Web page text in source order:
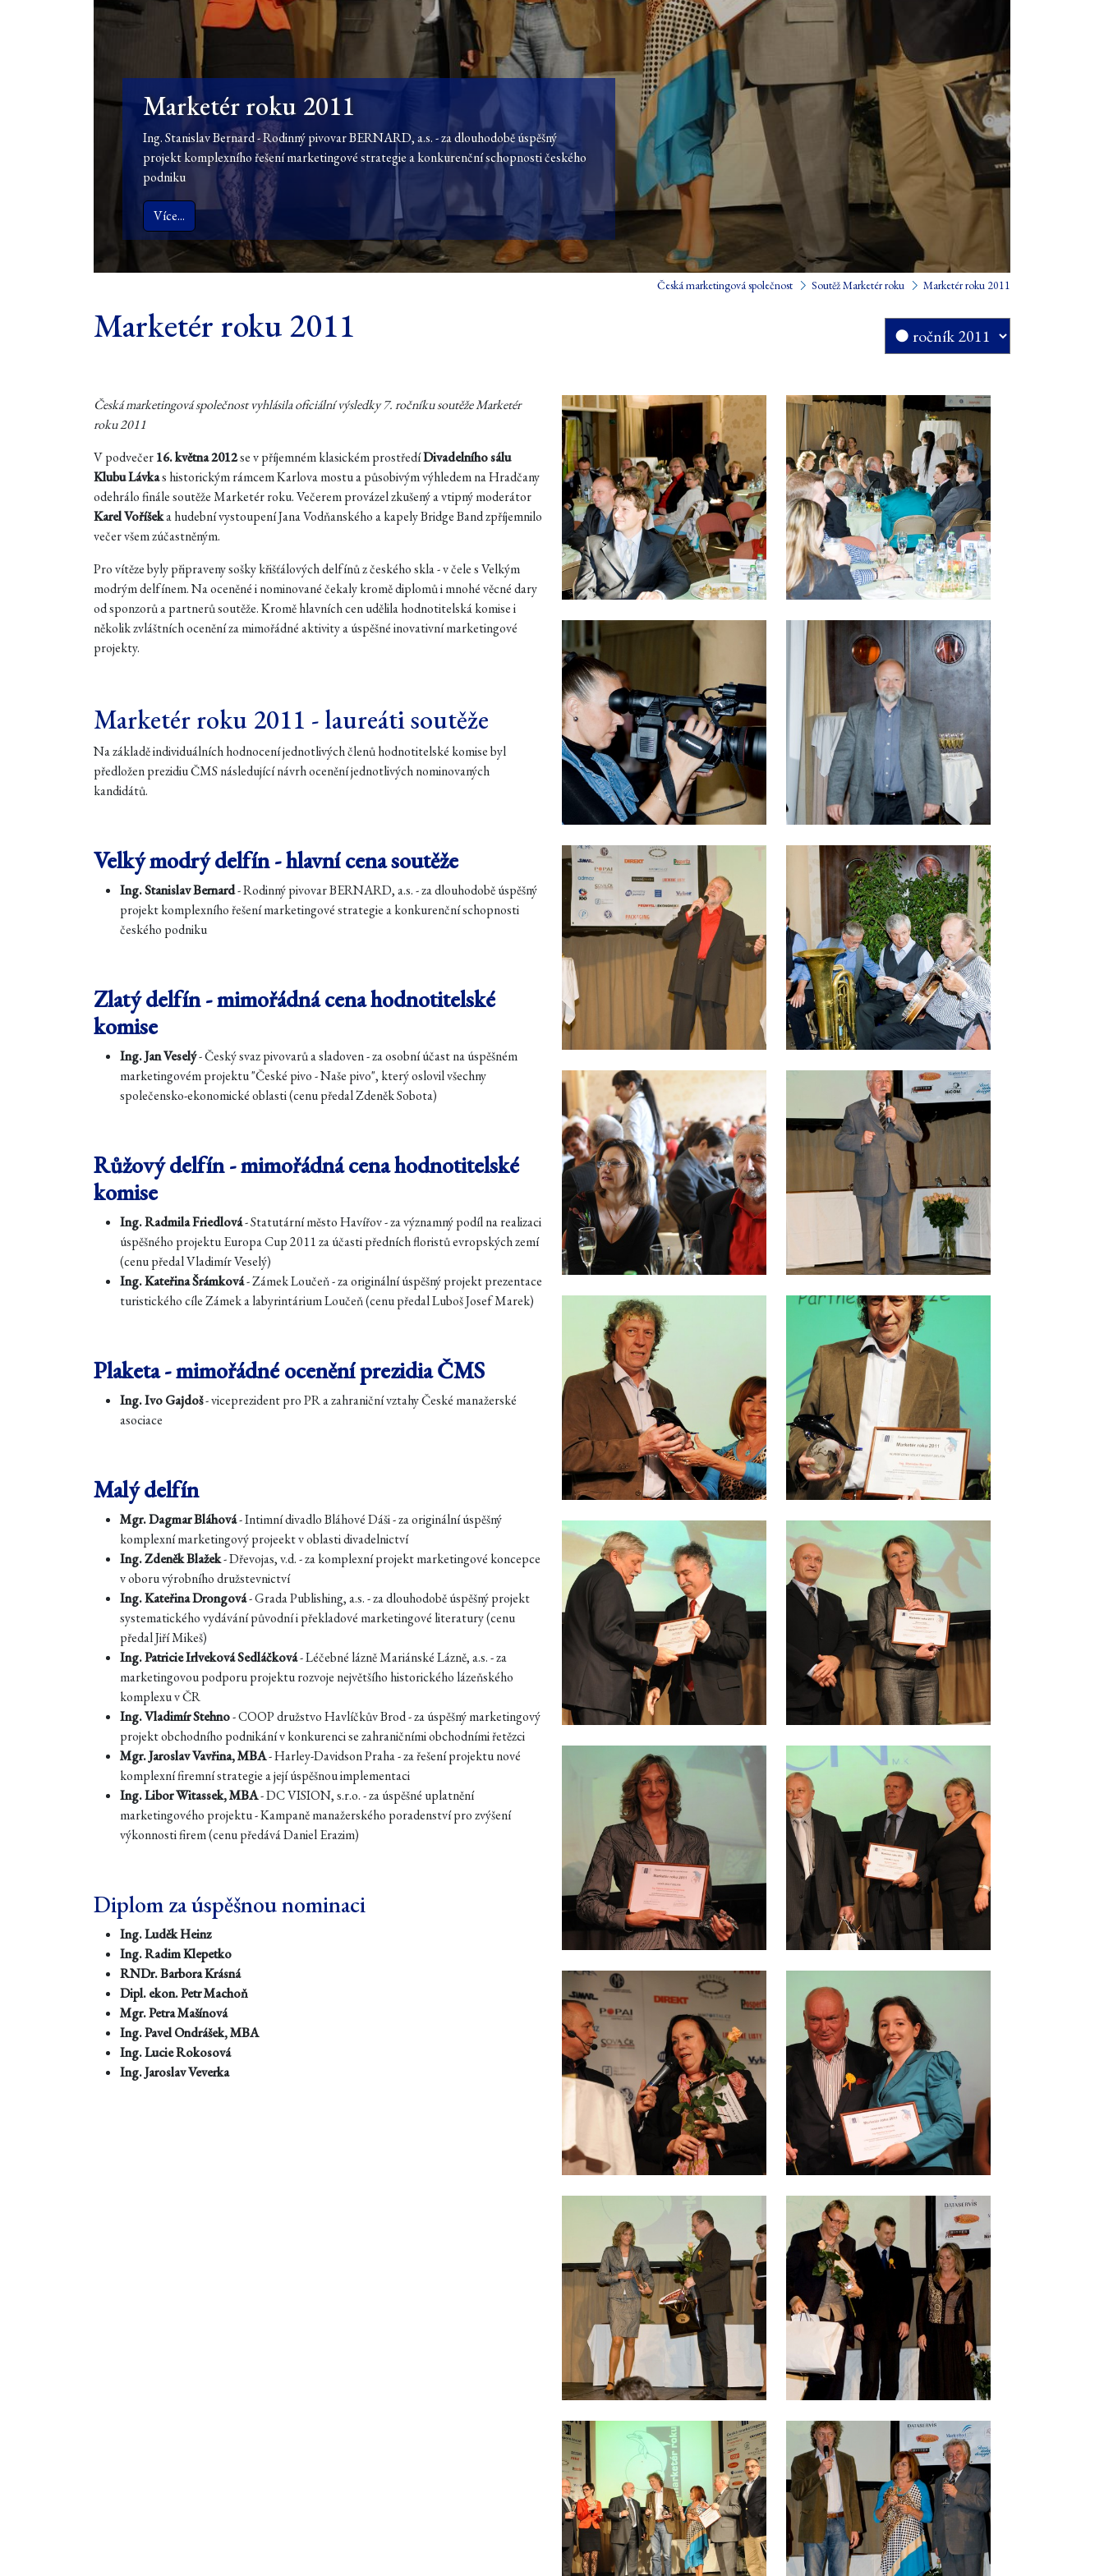
Marketér roku 2011
Ing. Stanislav Bernard - Rodinný pivovar BERNARD, a.s. - za dlouhodobě úspěšný
projekt komplexního řešení marketingové strategie a konkurenční schopnosti českého
podniku
Více...
Česká marketingová společnost Soutěž Marketér roku Marketér roku 2011
Marketér roku 2011
Česká marketingová společnost vyhlásila oficiální výsledky 7. ročníku soutěže Marketér
roku 2011
V podvečer16. května 2012se v příjemném klasickém prostředíDivadelního sálu
Klubu Lávkas historickým rámcem Karlova mostu a působivým výhledem na Hradčany
odehrálo finále soutěže Marketér roku. Večerem provázel zkušený a vtipný moderátor
Karel Voříšeka hudební vystoupení Jana Vodňanského a kapely Bridge Band zpříjemnilo
večer všem zúčastněným.
Pro vítěze byly připraveny sošky křišťálových delfínů z českého skla - v čele s Velkým
modrým delfínem. Na oceněné i nominované čekaly kromě diplomů i mnohé věcné dary
od sponzorů a partnerů soutěže. Kromě hlavních cen udělila hodnotitelská komise i
několik zvláštních ocenění za mimořádné aktivity a úspěšné inovativní marketingové
projekty.
Marketér roku 2011 - laureáti soutěže
Na základě individuálních hodnocení jednotlivých členů hodnotitelské komise byl
předložen prezidiu ČMS následující návrh ocenění jednotlivých nominovaných
kandidátů.
Velký modrý delfín - hlavní cena soutěže
Ing. Stanislav Bernard- Rodinný pivovar BERNARD, a.s. - za dlouhodobě úspěšný
projekt komplexního řešení marketingové strategie a konkurenční schopnosti
českého podniku
Zlatý delfín - mimořádná cena hodnotitelské
komise
Ing. Jan Veselý- Český svaz pivovarů a sladoven - za osobní účast na úspěšném
marketingovém projektu "České pivo - Naše pivo", který oslovil všechny
společensko-ekonomické oblasti (cenu předal Zdeněk Sobota)
Růžový delfín- mimořádná cena hodnotitelské
komise
Ing. Radmila Friedlová- Statutární město Havířov - za významný podíl na realizaci
úspěšného projektu Europa Cup 2011 za účasti předních floristů evropských zemí
(cenu předal Vladimír Veselý)
Ing. Kateřina Šrámková- Zámek Loučeň - za originální úspěšný projekt prezentace
turistického cíle Zámek a labyrintárium Loučeň (cenu předal Luboš Josef Marek)
Plaketa - mimořádné ocenění prezidia ČMS
Ing. Ivo Gajdoš- viceprezident pro PR a zahraniční vztahy České manažerské
asociace
Malý delfín
Mgr. Dagmar Bláhová- Intimní divadlo Bláhové Dáši - za originální úspěšný
komplexní marketingový projeekt v oblasti divadelnictví
Ing. Zdeněk Blažek- Dřevojas, v.d. - za komplexní projekt marketingové koncepce
v oboru výrobního družstevnictví
Ing. Kateřina Drongová- Grada Publishing, a.s. - za dlouhodobě úspěšný projekt
systematického vydávání původní i překladové marketingové literatury (cenu
předal Jiří Mikeš)
Ing. Patricie Irlveková Sedláčková- Léčebné lázně Mariánské Lázně, a.s. - za
marketingovou podporu projektu rozvoje největšího historického lázeňského
komplexu v ČR
Ing. Vladimír Stehno- COOP družstvo Havlíčkův Brod - za úspěšný marketingový
projekt obchodního podnikání v konkurenci se zahraničními obchodními řetězci
Mgr. Jaroslav Vavřina, MBA- Harley-Davidson Praha - za řešení projektu nové
komplexní firemní strategie a její úspěšnou implementaci
Ing. Libor Witassek, MBA- DC VISION, s.r.o. - za úspěšné uplatnění
marketingového projektu - Kampaně manažerského poradenství pro zvýšení
výkonnosti firem (cenu předává Daniel Erazim)
Diplom za úspěšnou nominaci
Ing. Luděk Heinz
Ing. Radim Klepetko
RNDr. Barbora Krásná
Dipl. ekon. Petr Machoň
Mgr. Petra Mašínová
Ing. Pavel Ondrášek, MBA
Ing. Lucie Rokosová
Ing. Jaroslav Veverka